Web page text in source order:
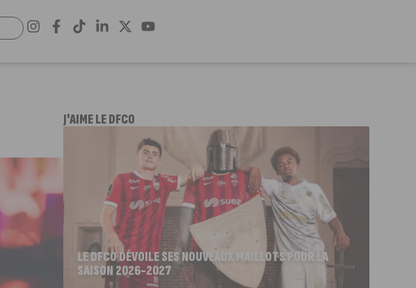
J'AIME LE DFCO
LE DFCO DÉVOILE SES NOUVEAUX MAILLOTS POUR LA
SAISON 2026-2027